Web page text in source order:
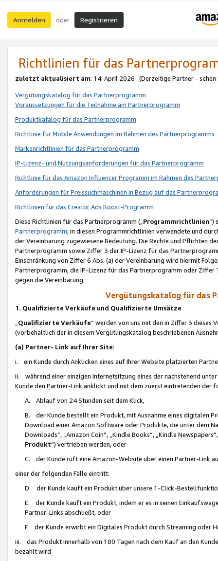
Anmelden oder Registrieren
Richtlinien für das
zuletzt aktualisiert am: 14. April 2026 (Derzeitige Partner - sehen
Vergütungskatalog für das Partnerprogramm
Voraussetzungen für die Teilnahme am Partnerprogramm
Produktkatalog für das Partnerprogramm
Richtlinie für Mobile Anwendungen im Rahmen des Partnerprogramms
Markenrichtlinien für das Partnerprogramm
IP-Lizenz- und Nutzungsanforderungen für das Partnerprogramm
Richtlinie für das Amazon Influencer Programm im Rahmen des
Anforderungen für Preissuchmaschinen in Bezug auf das
Richtlinien für das Creator Ads Boost-Programm
Diese Richtlinien für das Partnerprogramm („Programmrichtlinien“)
Partnerprogramm; in diesen Programmrichtlinien verwendete und
der Vereinbarung zugewiesene Bedeutung. Die Rechte und Pflichten
Partnerprogramm sowie Ziffer 3 der IP-Lizenz für das
Einschränkung von Ziffer 6 Abs. (a) der Vereinbarung wird hiermit
Partnerprogramm, die IP-Lizenz für das Partnerprogramm oder
gegen die Vereinbarung.
Vergütungskatalog für das
1. Qualifizierte Verkäufe und Qualifizierte Umsätze
Qualifizierte Verkäufe“ werden von uns mit den in Ziffer 3
(vorbehaltlich der in diesem Vergütungskatalog beschriebenen
(a) Partner- Link auf Ihrer Site:
i. ein Kunde durch Anklicken eines auf Ihrer Website platzierten
ii. während einer einzigen Internetsitzung eines der nachstehend
Kunde den Partner-Link anklickt und mit dem zuerst eintretenden der
A. Ablauf von 24 Stunden seit dem Klick,
B. der Kunde bestellt ein Produkt, mit Ausnahme eines digitalen
Download einer Amazon Software oder Produkte, die unter dem
Downloads“, „Amazon Coin“, „Kindle Books“, „Kindle
Produkt“) vertrieben werden, oder
C. der Kunde ruft eine Amazon-Website über einen Partner-Link
einer der folgenden Fälle eintritt:
D. der Kunde kauft ein Produkt über unsere 1-Click-
E. der Kunde kauft ein Produkt, indem er es in seinen
Partner-Links abschließt, oder
F. der Kunde erwirbt ein Digitales Produkt durch Streaming oder
iii. das Produkt innerhalb von 180 Tagen nach dem Kauf an den
bezahlt wird